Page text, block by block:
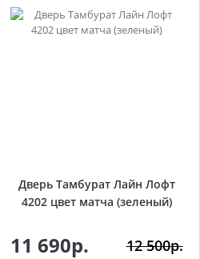
Дверь Тамбурат Лайн Лофт
4202 цвет матча (зеленый)
11 690р. 12 500р.